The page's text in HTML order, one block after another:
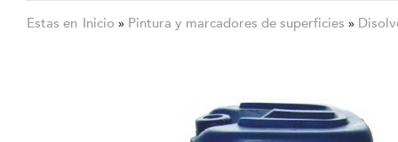
Estas en Inicio » Pintura y marcadores de superficies »